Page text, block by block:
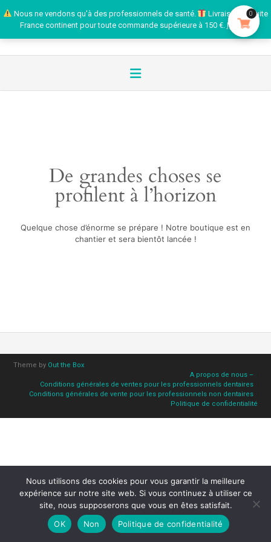
Nous ne vendons qu'à des professionnels de santé.
Livraison gratuite
France continent pour toute commande supérieure à 150 €. Ignorer
De grandes choses se
profilent à l’horizon
Quelque chose d’énorme se prépare ! Notre boutique est en
chantier et sera bientôt lancée !
Theme by Out the Box
A propos de nous –
Conditions générales de ventes pour les professionnels dentaires
Conditions générales de vente pour les professionnels non dentaires
Politique de confidentialité
0
Nous utilisons des cookies pour vous garantir la meilleure
expérience sur notre site web. Si vous continuez à utiliser ce
site, nous supposerons que vous en êtes satisfait.
OK
Non Politique de confidentialité